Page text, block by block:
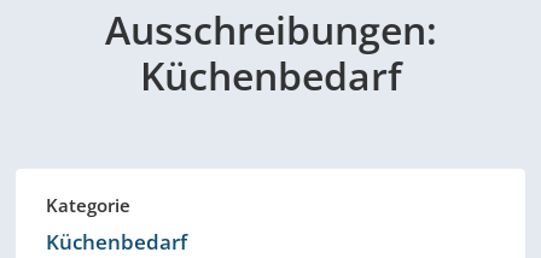
Ausschreibungen:
Küchenbedarf
Kategorie
Küchenbedarf